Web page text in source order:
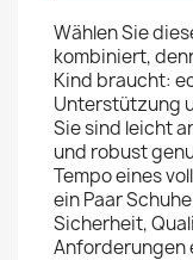
Wählen Sie
kombiniert,
Kind braucht:
Unterstützung
Sie sind leicht
und robust
Tempo eines
ein Paar
Sicherheit,
Anforderungen